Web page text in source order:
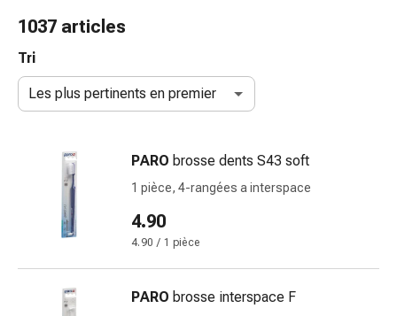
de
Toux
et
accessoires
Mouchoirs
1037 articles
Tri
Les plus pertinents en premier
PARO brosse dents S43 soft
1 pièce, 4-rangées a interspace
4.90
4.90 / 1 pièce
PARO brosse interspace F